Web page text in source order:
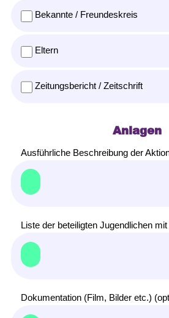
Bekannte / Freundeskreis
Eltern
Zeitungsbericht / Zeitschrift
Anlagen
Ausführliche Beschreibung der
Liste der beteiligten Jugendlichen
Dokumentation (Film, Bilder etc.)